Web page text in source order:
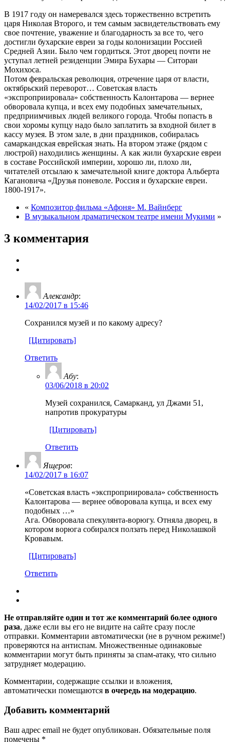
В 1917 году он намеревался здесь торжественно встретить
царя Николая Второго, и тем самым засвидетельствовать ему
свое почтение, уважение и благодарность за все то, чего
достигли бухарские евреи за годы колонизации Россией
Средней Азии. Было чем гордиться. Этот дворец почти не
уступал летней резиденции Эмира Бухары — Ситораи
Мохихоса.
Потом февральская революция, отречение царя от власти,
октябрьский переворот… Советская власть
«экспроприировала» собственность Калонтарова — вернее
обворовала купца, и всех ему подобных замечательных,
предприимчивых людей великого города. Чтобы попасть в
свои хоромы купцу надо было заплатить за входной билет в
кассу музея. В этом зале, в дни праздников, собиралась
самаркандская еврейская знать. На втором этаже (рядом с
люстрой) находились женщины. А как жили бухарские евреи
в составе Российской империи, хорошо ли, плохо ли,
читателей отсылаю к замечательной книге доктора Альберта
Кагановича «Друзья поневоле. Россия и бухарские евреи.
1800-1917».
« Композитор фильма «Афоня» М. Вайнберг
В музыкальном драматическом театре имени Мукими »
3 комментария
Александр:
14/02/2017 в 15:46
Сохранился музей и по какому адресу?
[Цитировать]
Ответить
Абу:
03/06/2018 в 20:02
Музей сохранился, Самарканд, ул Джами 51,
напротив прокуратуры
[Цитировать]
Ответить
Ящеров:
14/02/2017 в 16:07
«Советская власть «экспроприировала» собственность
Калонтарова — вернее обворовала купца, и всех ему
подобных …»
Ага. Обворовала спекулянта-ворюгу. Отняла дворец, в
котором ворюга собирался ползать перед Николашкой
Кровавым.
[Цитировать]
Ответить
Не отправляйте один и тот же комментарий более одного
раза, даже если вы его не видите на сайте сразу после
отправки. Комментарии автоматически (не в ручном режиме!)
проверяются на антиспам. Множественные одинаковые
комментарии могут быть приняты за спам-атаку, что сильно
затрудняет модерацию.
Комментарии, содержащие ссылки и вложения,
автоматически помещаются в очередь на модерацию.
Добавить комментарий
Ваш адрес email не будет опубликован. Обязательные поля
помечены *